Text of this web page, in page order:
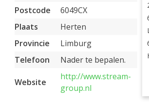
Postcode
6049CX
Plaats
Herten
Provincie
Limburg
Telefoon
Nader te bepalen.
Website
http://www.stream-
group.nl